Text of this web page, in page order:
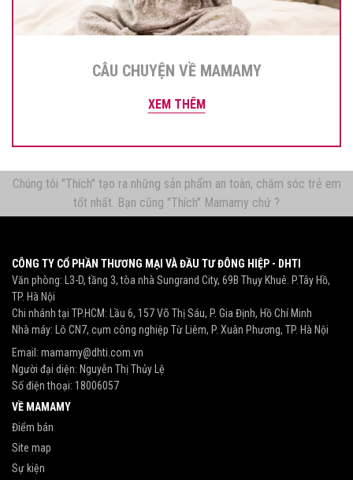
CÂU CHUYỆN VỀ MAMAMY
XEM THÊM
Chúng tôi "Thích" tạo ra những sản phẩm an toàn, chăm sóc trẻ em
tốt nhất. Bạn cũng "Thích" Mamamy chứ ?
CÔNG TY CỔ PHẦN THƯƠNG MẠI VÀ ĐẦU TƯ ĐÔNG HIỆP - DHTI
Văn phòng: L3-D, tầng 3, tòa nhà Sungrand City, 69B Thụy Khuê. P.Tây Hồ,
TP. Hà Nội
Chi nhánh tại TP.HCM: Lầu 6, 157 Võ Thị Sáu, P. Gia Định, Hồ Chí Minh
Nhà máy: Lô CN7, cụm công nghiệp Từ Liêm, P. Xuân Phương, TP. Hà Nội
Email: mamamy@dhti.com.vn
Người đại diện: Nguyễn Thị Thủy Lệ
Số điện thoại: 18006057
VỀ MAMAMY
Điểm bán
Site map
Sự kiện